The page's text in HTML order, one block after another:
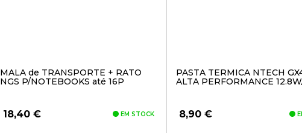
MALA de TRANSPORTE + RATO
NGS P/NOTEBOOKS até 16P
18,40 € EM STOCK
PASTA TERMICA NTECH
ALTA PERFORMANCE
8,90 €